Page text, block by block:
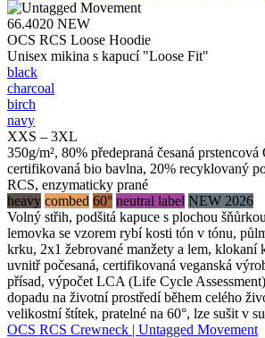
66.4020 NEW
OCS RCS Loose Hoodie
Unisex mikina s kapucí "Loose Fit"
black
charcoal
birch
navy
XXS – 3XL
350g/m², 80% předepraná česaná
certifikovaná bio bavlna, 20% recyklovaný
RCS, enzymaticky prané
heavy combed 60° neutral label NEW 2026
Volný střih, podšitá kapuce s plochou
lemovka se vzorem rybí kosti tón v tónu,
krku, 2x1 žebrované manžety a lem, klokaní
uvnitř počesaná, certifikovaná veganská
přísad, výpočet LCA (Life Cycle
dopadu na životní prostředí během celého
velikostní štítek, pratelné na 60°, lze sušit v
OCS RCS Crewneck | Untagged Movement